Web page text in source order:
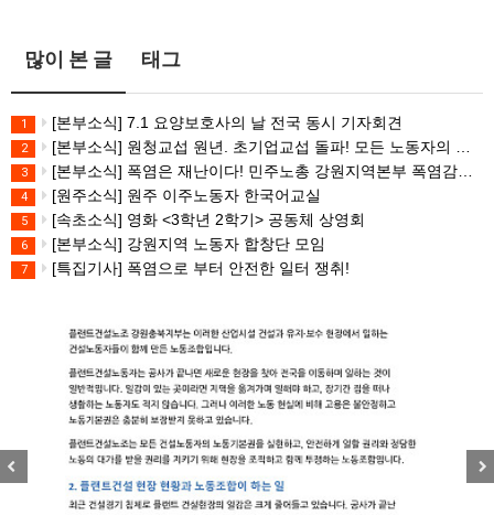
많이 본 글 태그
1 [본부소식] 7.1 요양보호사의 날 전국 동시 기자회견
2 [본부소식] 원청교섭 원년. 초기업교섭 돌파! 모든 노동자의 노동기본권 쟁취! 민주노총 7.15 총파업대회
3 [본부소식] 폭염은 재난이다! 민주노총 강원지역본부 폭염감시단 선포 기자회견
4 [원주소식] 원주 이주노동자 한국어교실
5 [속초소식] 영화 <3학년 2학기> 공동체 상영회
6 [본부소식] 강원지역 노동자 합창단 모임
7 [특집기사] 폭염으로 부터 안전한 일터 쟁취!